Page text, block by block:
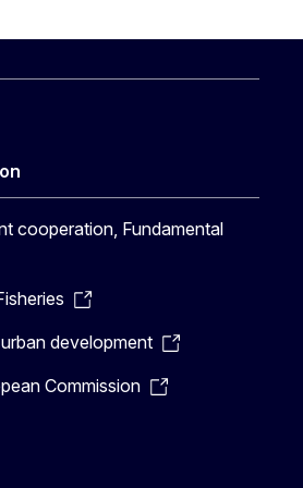
cooperation, Fundamental
development
Commission